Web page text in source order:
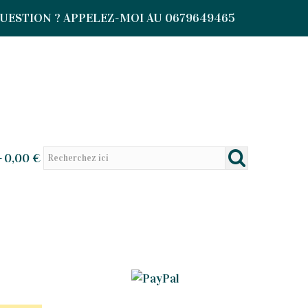
? APPELEZ-MOI AU 0679649465
0,00 €